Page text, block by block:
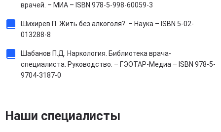
врачей. – МИА – ISBN 978-5-998-60059-3
Шихирев П. Жить без алкоголя?. – Наука – ISBN 5-02-
013288-8
Шабанов П.Д. Наркология. Библиотека врача-
специалиста. Руководство. – ГЭОТАР-Медиа – ISBN 978-5-
9704-3187-0
Наши специалисты